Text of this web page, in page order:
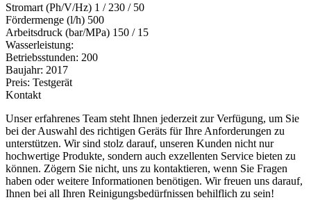
Stromart (Ph/V/Hz) 1 / 230 / 50
Fördermenge (l/h) 500
Arbeitsdruck (bar/MPa) 150 / 15
Wasserleistung:
Betriebsstunden: 200
Baujahr: 2017
Preis: Testgerät
Kontakt
Unser erfahrenes Team steht Ihnen jederzeit zur Verfügung, um Sie
bei der Auswahl des richtigen Geräts für Ihre Anforderungen zu
unterstützen. Wir sind stolz darauf, unseren Kunden nicht nur
hochwertige Produkte, sondern auch exzellenten Service bieten zu
können. Zögern Sie nicht, uns zu kontaktieren, wenn Sie Fragen
haben oder weitere Informationen benötigen. Wir freuen uns darauf,
Ihnen bei all Ihren Reinigungsbedürfnissen behilflich zu sein!